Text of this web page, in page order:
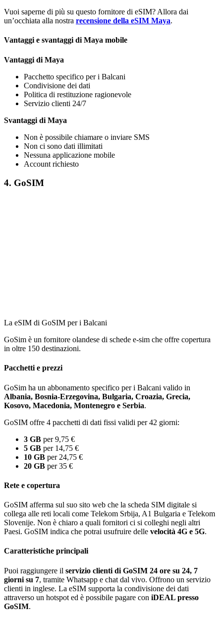
Vuoi saperne di più su questo fornitore di eSIM? Allora dai
un’occhiata alla nostra recensione della eSIM Maya.
Vantaggi e svantaggi di Maya mobile
Vantaggi di Maya
Pacchetto specifico per i Balcani
Condivisione dei dati
Politica di restituzione ragionevole
Servizio clienti 24/7
Svantaggi di Maya
Non è possibile chiamare o inviare SMS
Non ci sono dati illimitati
Nessuna applicazione mobile
Account richiesto
4. GoSIM
La eSIM di GoSIM per i Balcani
GoSim è un fornitore olandese di schede e-sim che offre copertura
in oltre 150 destinazioni.
Pacchetti e prezzi
GoSim ha un abbonamento specifico per i Balcani valido in
Albania, Bosnia-Erzegovina, Bulgaria, Croazia, Grecia,
Kosovo, Macedonia, Montenegro e Serbia.
GoSIM offre 4 pacchetti di dati fissi validi per 42 giorni:
3 GB per 9,75 €
5 GB per 14,75 €
10 GB per 24,75 €
20 GB per 35 €
Rete e copertura
GoSIM afferma sul suo sito web che la scheda SIM digitale si
collega alle reti locali come Telekom Srbija, A1 Bulgaria e Telekom
Slovenije. Non è chiaro a quali fornitori ci si colleghi negli altri
Paesi. GoSIM indica che potrai usufruire delle velocità 4G e 5G.
Caratteristiche principali
Puoi raggiungere il servizio clienti di GoSIM 24 ore su 24, 7
giorni su 7, tramite Whatsapp e chat dal vivo. Offrono un servizio
clienti in inglese. La eSIM supporta la condivisione dei dati
attraverso un hotspot ed è possibile pagare con iDEAL presso
GoSIM.